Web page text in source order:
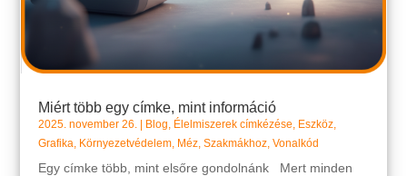
Miért több egy címke, mint információ
2025. november 26. Blog, Élelmiszerek címkézése, Eszköz,
Grafika, Környezetvédelem, Méz,Szakmákhoz,Vonalkód
Egy címke több, mint elsőre gondolnánk Mert minden